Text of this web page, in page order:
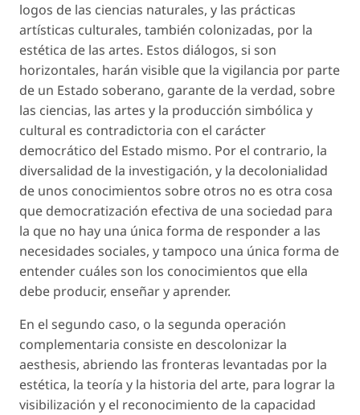
logos de las ciencias naturales, y las prácticas
artísticas culturales, también colonizadas, por la
estética de las artes. Estos diálogos, si son
horizontales, harán visible que la vigilancia por parte
de un Estado soberano, garante de la verdad, sobre
las ciencias, las artes y la producción simbólica y
cultural es contradictoria con el carácter
democrático del Estado mismo. Por el contrario, la
diversalidad de la investigación, y la decolonialidad
de unos conocimientos sobre otros no es otra cosa
que democratización efectiva de una sociedad para
la que no hay una única forma de responder a las
necesidades sociales, y tampoco una única forma de
entender cuáles son los conocimientos que ella
debe producir, enseñar y aprender.
En el segundo caso, o la segunda operación
complementaria consiste en descolonizar la
aesthesis, abriendo las fronteras levantadas por la
estética, la teoría y la historia del arte, para lograr la
visibilización y el reconocimiento de la capacidad